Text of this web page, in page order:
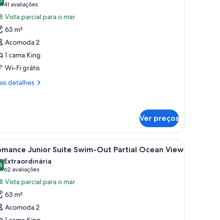
de 10
41 avaliações
(41
avaliações)
Vista parcial para o mar
63 m²
Acomoda 2
1 cama King
Wi-Fi grátis
detalhes
Ver preços
de refeições e sala de estar com sofás e mesa de centro.
Quarto de hotel moderno com piscina, área
5 Junior Suite Swim-Out Partial Ocean View
de 10
Extraordinária
62 avaliações
(62
avaliações)
Vista parcial para o mar
63 m²
Acomoda 2